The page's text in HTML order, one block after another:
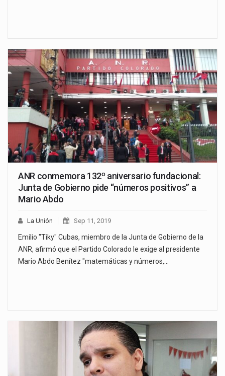
ANR conmemora 132º aniversario fundacional:
Junta de Gobierno pide “números positivos” a
Mario Abdo
La Unión Sep 11, 2019
Emilio "Tiky" Cubas, miembro de la Junta de Gobierno de la
ANR, afirmó que el Partido Colorado le exige al presidente
Mario Abdo Benítez "matemáticas y números,…